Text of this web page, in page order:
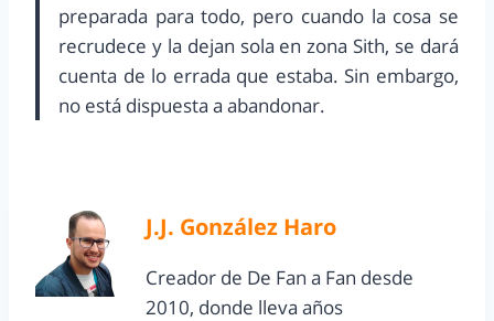
preparada para todo, pero cuando la cosa se
recrudece y la dejan sola en zona Sith, se dará
cuenta de lo errada que estaba. Sin embargo,
no está dispuesta a abandonar.
J.J. González Haro
Creador de De Fan a Fan desde
2010, donde lleva años